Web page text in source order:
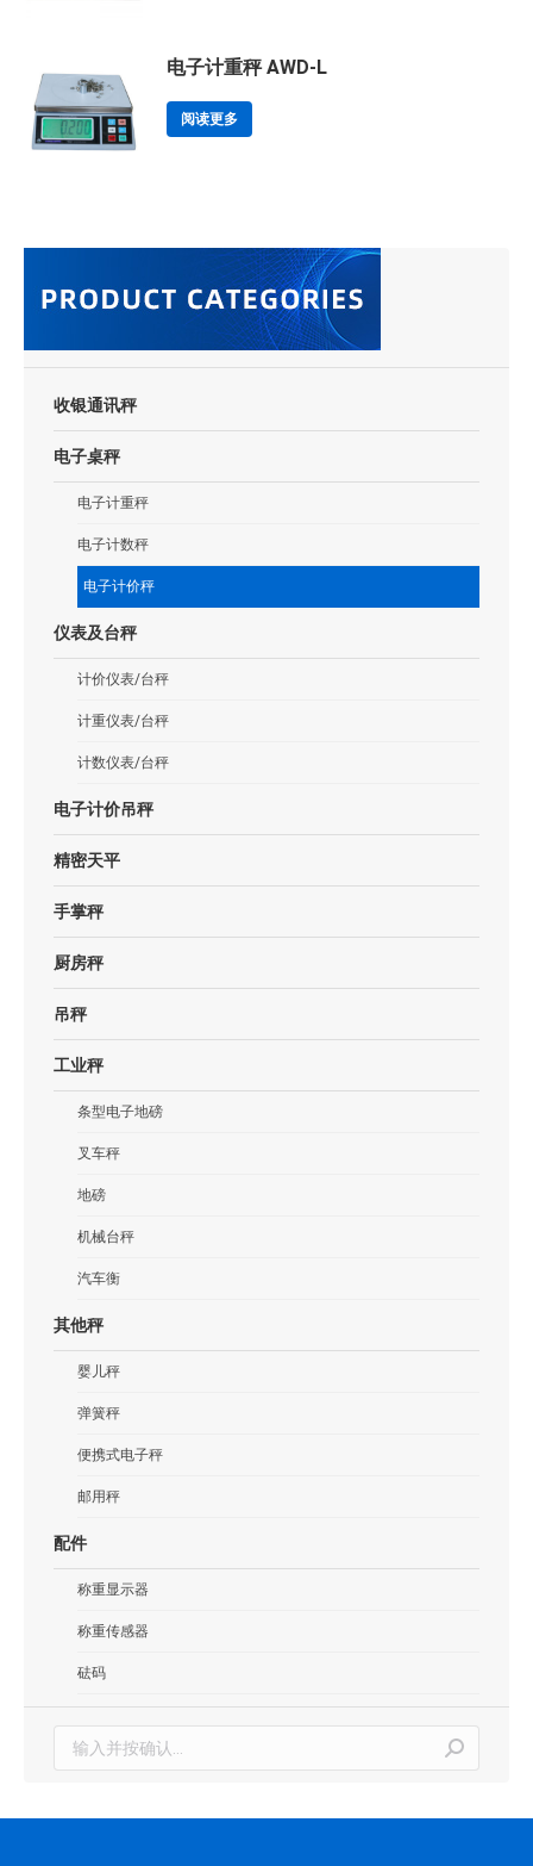
电子计重秤 AWD-L
阅读更多
收银通讯秤
电子桌秤
电子计重秤
电子计数秤
电子计价秤
仪表及台秤
计价仪表/台秤
计重仪表/台秤
计数仪表/台秤
电子计价吊秤
精密天平
手掌秤
厨房秤
吊秤
工业秤
条型电子地磅
叉车秤
地磅
机械台秤
汽车衡
其他秤
婴儿秤
弹簧秤
便携式电子秤
邮用秤
配件
称重显示器
称重传感器
砝码
索：